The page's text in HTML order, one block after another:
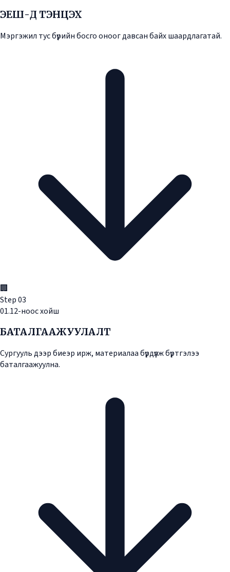
ЭЕШ-Д ТЭНЦЭХ
Мэргэжил тус бүрийн босго оноог давсан байх шаардлагатай.
🏢
Step03
01.12-ноос хойш
БАТАЛГААЖУУЛАЛТ
Сургууль дээр биеэр ирж, материалаа бүрдүүлж бүртгэлээ
баталгаажуулна.